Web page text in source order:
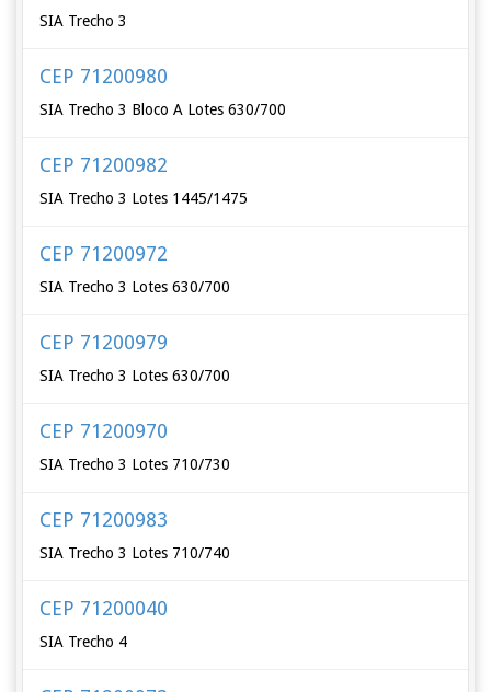
SIA Trecho 3
CEP 71200980
SIA Trecho 3 Bloco A Lotes 630/700
CEP 71200982
SIA Trecho 3 Lotes 1445/1475
CEP 71200972
SIA Trecho 3 Lotes 630/700
CEP 71200979
SIA Trecho 3 Lotes 630/700
CEP 71200970
SIA Trecho 3 Lotes 710/730
CEP 71200983
SIA Trecho 3 Lotes 710/740
CEP 71200040
SIA Trecho 4